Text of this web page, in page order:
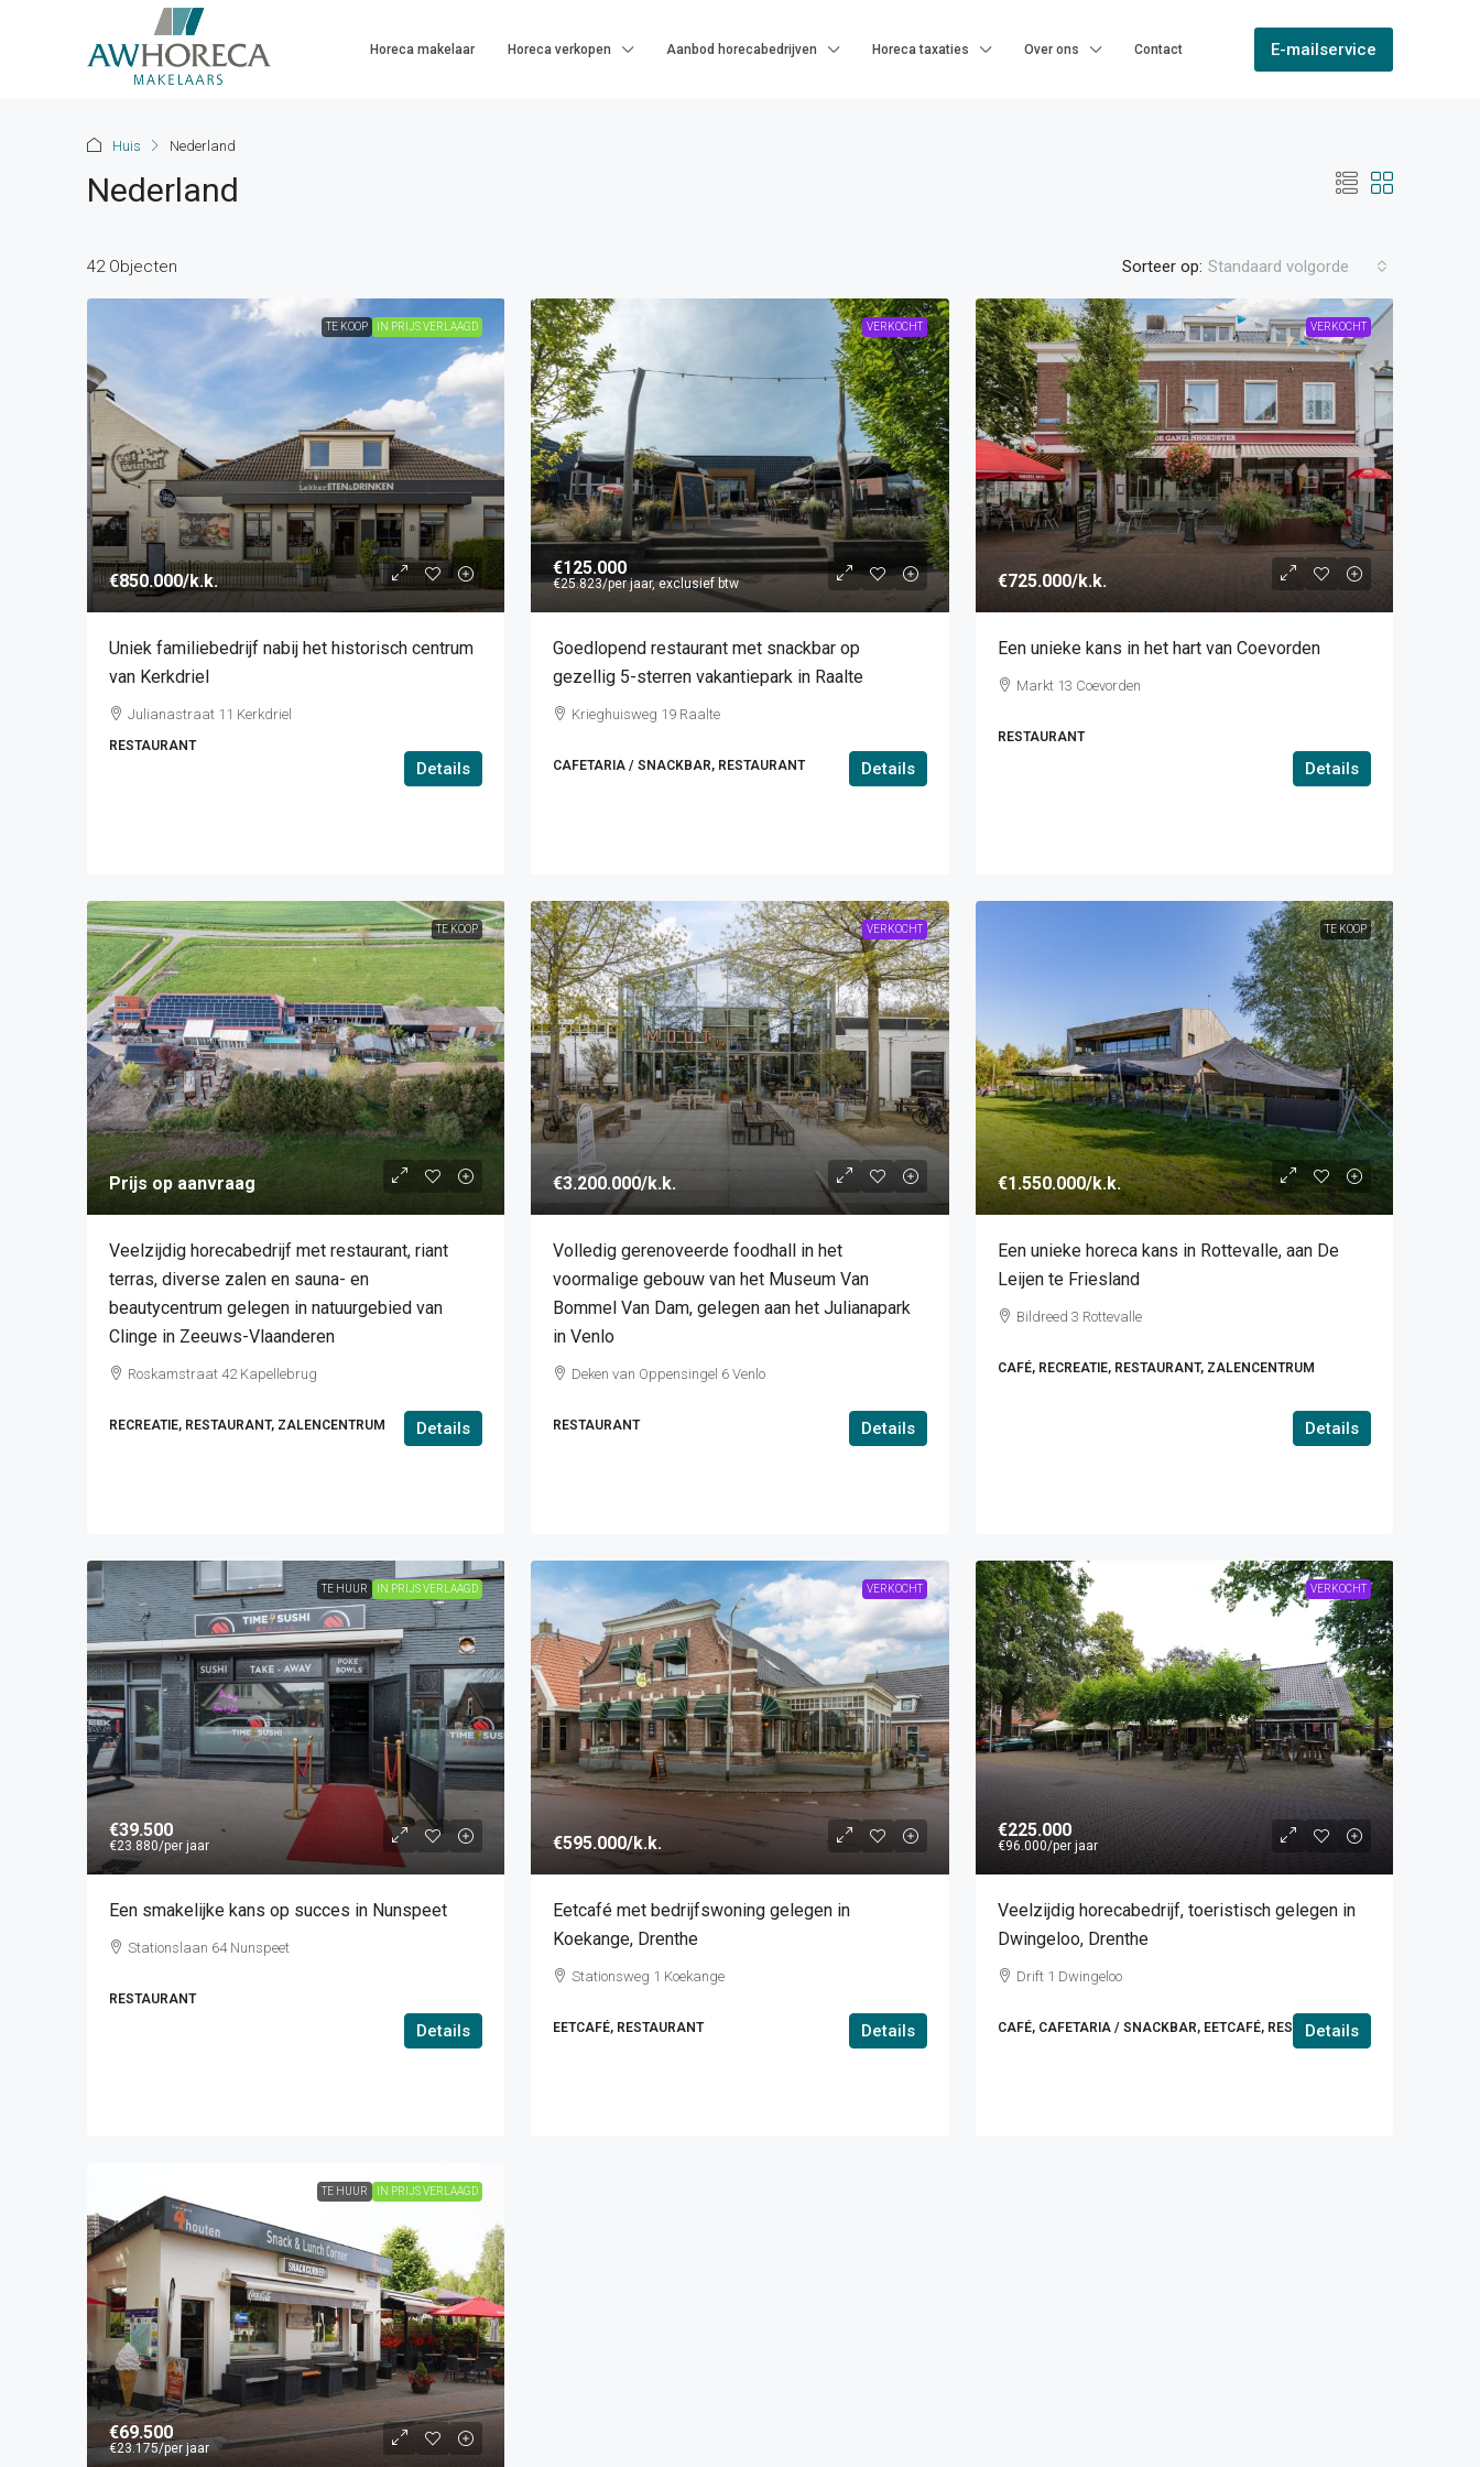
Horeca makelaar Horeca verkopen Aanbod horecabedrijven Horeca taxaties Over ons Contact E-mailservice
Huis Nederland
Nederland
42 Objecten Sorteer op: Standaard volgorde
TE KOOP IN PRIJS VERLAAGD
€850.000/k.k.
Uniek familiebedrijf nabij het historisch centrum
van Kerkdriel
Julianastraat 11 Kerkdriel
RESTAURANT
Details
VERKOCHT
€125.000
€25.823/per jaar, exclusief btw
Goedlopend restaurant met snackbar op
gezellig 5-sterren vakantiepark in Raalte
Krieghuisweg 19 Raalte
CAFETARIA / SNACKBAR, RESTAURANT Details
VERKOCHT
€725.000/k.k.
Een unieke kans in het hart van Coevorden
Markt 13 Coevorden
RESTAURANT
Details
TE KOOP
Prijs op aanvraag
Veelzijdig horecabedrijf met restaurant, riant
terras, diverse zalen en sauna- en
beautycentrum gelegen in natuurgebied van
Clinge in Zeeuws-Vlaanderen
Roskamstraat 42 Kapellebrug
RECREATIE, RESTAURANT, ZALENCENTRUM Details
VERKOCHT
€3.200.000/k.k.
Volledig gerenoveerde foodhall in het
voormalige gebouw van het Museum Van
Bommel Van Dam, gelegen aan het Julianapark
in Venlo
Deken van Oppensingel 6 Venlo
RESTAURANT Details
TE KOOP
€1.550.000/k.k.
Een unieke horeca kans in Rottevalle, aan De
Leijen te Friesland
Bildreed 3 Rottevalle
CAFÉ, RECREATIE, RESTAURANT, ZALENCENTRUM
Details
TE HUUR IN PRIJS VERLAAGD
€39.500
€23.880/per jaar
Een smakelijke kans op succes in Nunspeet
Stationslaan 64 Nunspeet
RESTAURANT
Details
VERKOCHT
€595.000/k.k.
Eetcafé met bedrijfswoning gelegen in
Koekange, Drenthe
Stationsweg 1 Koekange
EETCAFÉ, RESTAURANT Details
VERKOCHT
€225.000
€96.000/per jaar
Veelzijdig horecabedrijf, toeristisch gelegen in
Dwingeloo, Drenthe
Drift 1 Dwingeloo
CAFÉ, CAFETARIA / SNACKBAR, EETCAFÉ, RESTAURANT
Details
TE HUUR IN PRIJS VERLAAGD
€69.500
€23.175/per jaar